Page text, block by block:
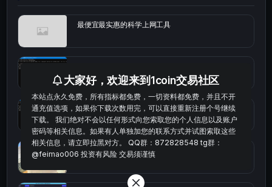
最便宜最实惠的科学上网工具
okx的短线量化的免费版本
bybit安卓端
大家好，欢迎来到1coin交易社区
本站点永久免费，所有指标都免费，一切资料都免费，并且不开
通充值选项，如果你下载次数用完，可以直接重新注册个号继续
下载。 我们绝对不会以任何形式向您索取您的个人信息以及账户
密码等相关信息。如果有人单独加您的联系方式并试图索取这些
相关信息，请立即拉黑对方。 QQ群：872828548 tg群：
@feimao006 投资有风险 交易须谨慎